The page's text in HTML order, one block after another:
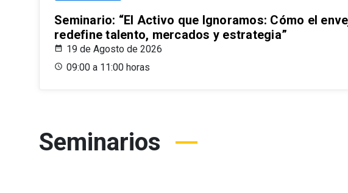
Seminario: “El Activo que Ignoramos: Cómo el
redefine talento, mercados y estrategia”
19 de Agosto de 2026
09:00 a 11:00 horas
Seminarios